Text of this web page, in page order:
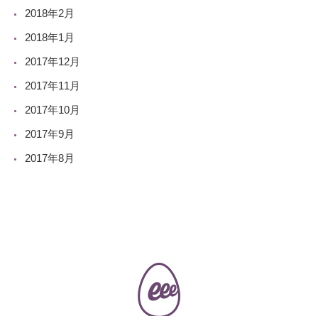
2018年2月
2018年1月
2017年12月
2017年11月
2017年10月
2017年9月
2017年8月